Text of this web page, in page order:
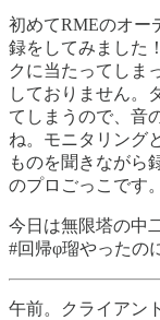
初めてRMEのオー
録をしてみました
クに当たってしま
しておりません。
てしまうので、音
ね。モニタリング
ものを聞きながら
のプロごっこです
今日は無限塔の中
#回帰φ瑠やったの
午前。クライアン